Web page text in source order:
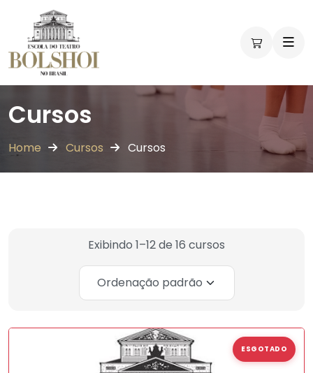
Cursos
Home Cursos Cursos
Exibindo 1–12 de 16 cursos
ESGOTADO